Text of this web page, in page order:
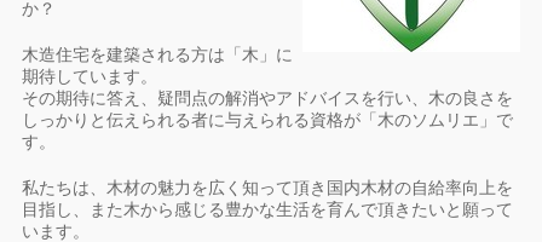
か？
木造住宅を建築される方は「木」に
期待しています。
その期待に答え、疑問点の解消やアドバイスを行い、木の良さを
しっかりと伝えられる者に与えられる資格が「木のソムリエ」で
す。
私たちは、木材の魅力を広く知って頂き国内木材の自給率向上を
目指し、また木から感じる豊かな生活を育んで頂きたいと願って
います。